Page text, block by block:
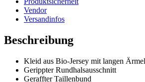
Vendor
Versandinfos
Beschreibung
Kleid aus Bio-Jersey mit langen
Gerippter Rundhalsausschnitt
Geraffter Taillenbund